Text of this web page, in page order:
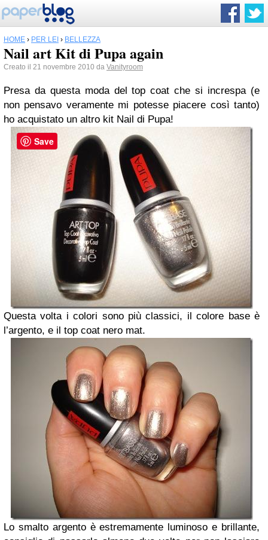
HOME › PER LEI › BELLEZZA
Nail art Kit di Pupa again
Creato il 21 novembre 2010 da Vanityroom
Presa da questa moda del top coat che si increspa (e
non pensavo veramente mi potesse piacere così tanto)
ho acquistato un altro kit Nail di Pupa!
Questa volta i colori sono più classici, il colore base è
l’argento, e il top coat nero mat.
Lo smalto argento è estremamente luminoso e brillante,
Save